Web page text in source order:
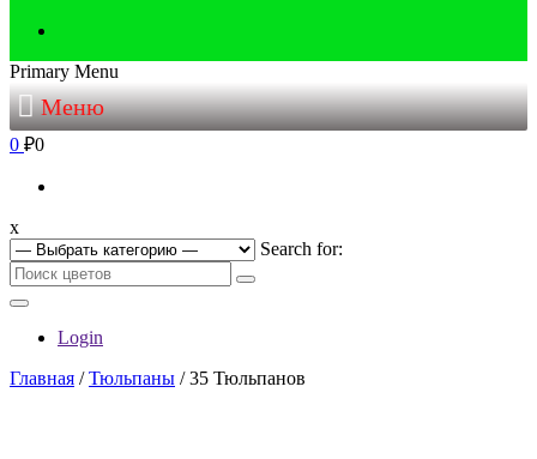
Primary Menu
Меню
0 ₽0
x
Search for:
Login
Главная /Тюльпаны / 35 Тюльпанов